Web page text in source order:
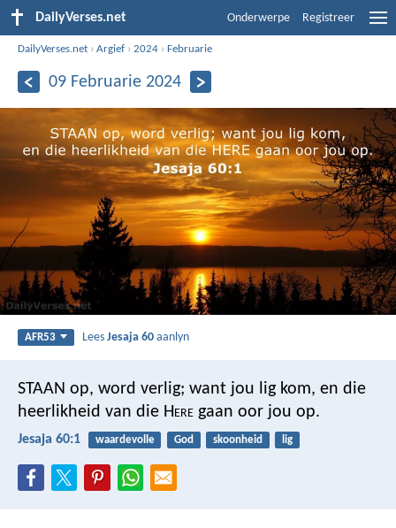
DailyVerses.net Onderwerpe Registreer
DailyVerses.net ›Argief ›2024 ›Februarie
09 Februarie 2024
AFR53 LeesJesaja 60 aanlyn
STAAN op, word verlig; want jou lig kom, en die
heerlikheid van die Here gaan oor jou op.
Jesaja 60:1 waardevolle God skoonheid lig